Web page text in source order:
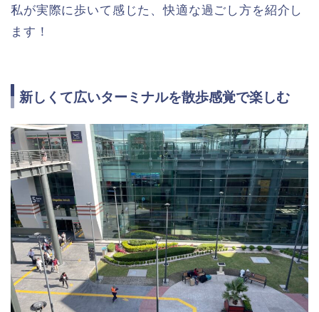
私が実際に歩いて感じた、快適な過ごし方を紹介し
ます！
新しくて広いターミナルを散歩感覚で楽しむ